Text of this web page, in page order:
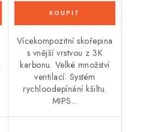
Vícekompozitní skořepina
s vnější vrstvou z 3K
karbonu. Velké množství
ventilací. Systém
rychloodepínání kšiltu.
MIPS...